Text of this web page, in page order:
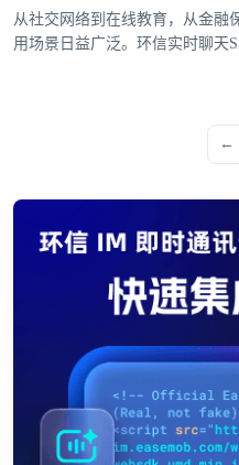
从社交网络到在线教育，从金融
用场景日益广泛。环信实时聊天
←